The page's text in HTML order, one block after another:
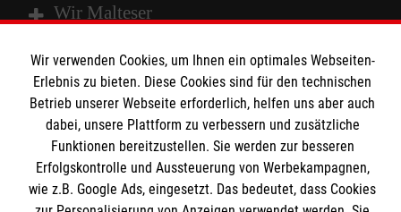
Wir Malteser
Spenden & Helfen
Angebote & Leistungen
Kursangebote
Mitarbeiten
Stellenangebote
Informationen
Kontakt
Presse und Medien
Wir verwenden Cookies, um Ihnen ein optimales Webseiten-
Erlebnis zu bieten. Diese Cookies sind für den technischen
Betrieb unserer Webseite erforderlich, helfen uns aber auch
dabei, unsere Plattform zu verbessern und zusätzliche
Funktionen bereitzustellen. Sie werden zur besseren
Erfolgskontrolle und Aussteuerung von Werbekampagnen,
wie z.B. Google Ads, eingesetzt. Das bedeutet, dass Cookies